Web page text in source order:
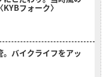
フォーク〉
。バイクライフをアッ